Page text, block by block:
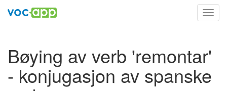
Bøying av verb 'remontar'
- konjugasjon av spanske